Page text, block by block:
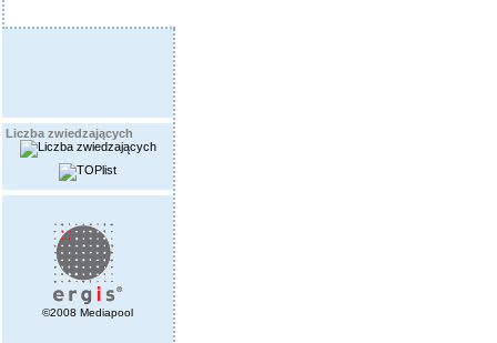
Liczba zwiedzających
©2008 Mediapool